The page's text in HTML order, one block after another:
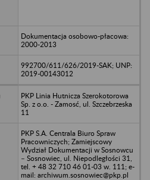
Dokumentacja osobowo-płacowa:
2000-2013
992700/611/626/2019-SAK; UNP:
2019-00143012
PKP Linia Hutnicza Szerokotorowa
Sp. z o.o. - Zamosć, ul. Szczebrzeska
11
PKP S.A. Centrala Biuro Spraw
Pracowniczych; Zamiejscowy
Wydział Dokumentacji w Sosnowcu
– Sosnowiec, ul. Niepodległości 31,
tel. + 48 32 710 46 01-03 w. 111; e-
mail: archiwum.sosnowiec@pkp.pl